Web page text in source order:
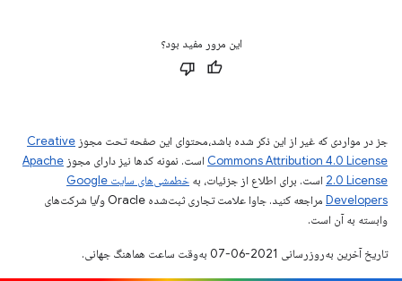
این مرور مفید بود؟
جز در مواردی که غیر از این ذکر شده باشد،‌محتوای این صفحه تحت مجوز Creative
Commons Attribution 4.0 License است. نمونه کدها نیز دارای مجوز Apache
2.0 License است. برای اطلاع از جزئیات، به
خطمشی‌های سایت Google
Developers‏
مراجعه کنید. جاوا علامت تجاری ثبت‌شده Oracle و/یا شرکت‌های
وابسته به آن است.
تاریخ آخرین به‌روزرسانی 2021-06-07 به‌وقت ساعت هماهنگ جهانی.